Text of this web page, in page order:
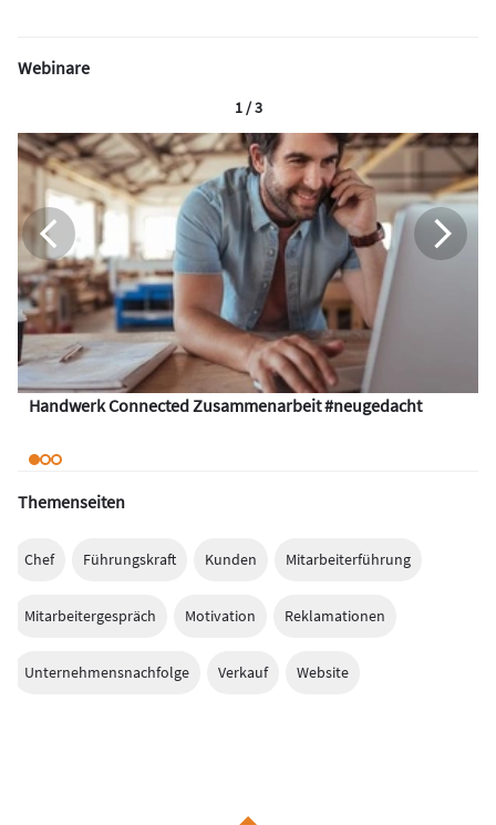
Webinare
Handwerk Connected Zusammenarbeit #neugedacht
1 / 3
Themenseiten
Chef Führungskraft Kunden Mitarbeiterführung
Mitarbeitergespräch Motivation Reklamationen
Unternehmensnachfolge Verkauf Website